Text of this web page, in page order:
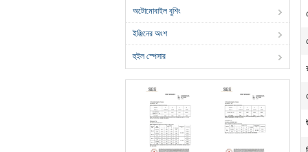
অটোমোবাইল বুশিং
ইঞ্জিনের অংশ
হুইল স্পেসার